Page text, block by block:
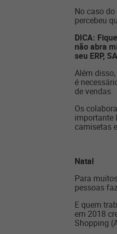
No caso
percebeu
DICA:
não abra
seu ERP,
Além
é
de vendas.
Os
importante
camisetas
Natal
Para
pessoas
E quem
em 2018
Shopping